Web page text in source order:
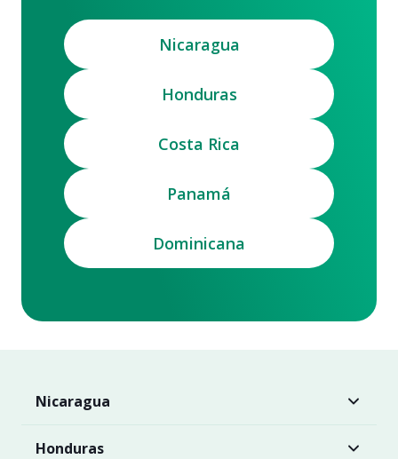
Nicaragua
Honduras
Costa Rica
Panamá
Dominicana
Nicaragua
Honduras